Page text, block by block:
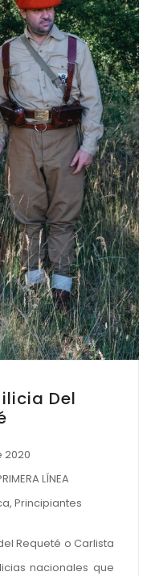
Del
2020
LÍNEA
, Principiantes
Requeté o Carlista
nacionales que